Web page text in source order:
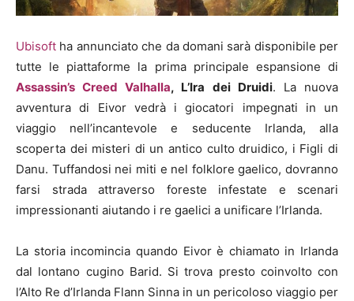
Ubisoft ha annunciato che da domani sarà disponibile per
tutte le piattaforme la prima principale espansione di
Assassin’s Creed Valhalla, L’Ira dei Druidi. La nuova
avventura di Eivor vedrà i giocatori impegnati in un
viaggio nell’incantevole e seducente Irlanda, alla
scoperta dei misteri di un antico culto druidico, i Figli di
Danu. Tuffandosi nei miti e nel folklore gaelico, dovranno
farsi strada attraverso foreste infestate e scenari
impressionanti aiutando i re gaelici a unificare l’Irlanda.
La storia incomincia quando Eivor è chiamato in Irlanda
dal lontano cugino Barid. Si trova presto coinvolto con
l’Alto Re d’Irlanda Flann Sinna in un pericoloso viaggio per